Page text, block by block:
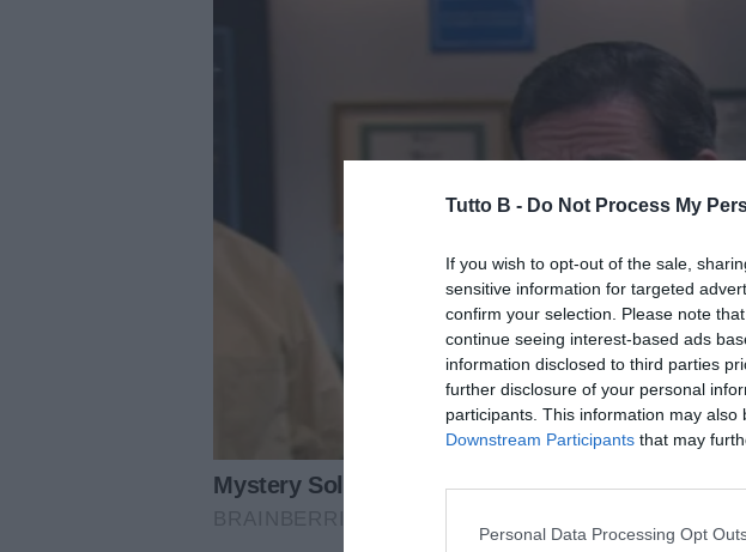
Tutto B - Do Not Process My
If you wish to opt-out of the sale,
sensitive information for targeted
confirm your selection. Please note
continue seeing interest-based ads
information disclosed to third parties
further disclosure of your personal
participants. This information may
Downstream Participants that may
Personal Data Processing Opt